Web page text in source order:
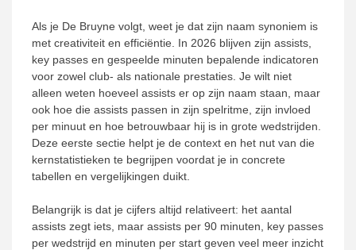
Als je De Bruyne volgt, weet je dat zijn naam synoniem is
met creativiteit en efficiëntie. In 2026 blijven zijn assists,
key passes en gespeelde minuten bepalende indicatoren
voor zowel club- als nationale prestaties. Je wilt niet
alleen weten hoeveel assists er op zijn naam staan, maar
ook hoe die assists passen in zijn spelritme, zijn invloed
per minuut en hoe betrouwbaar hij is in grote wedstrijden.
Deze eerste sectie helpt je de context en het nut van die
kernstatistieken te begrijpen voordat je in concrete
tabellen en vergelijkingen duikt.
Belangrijk is dat je cijfers altijd relativeert: het aantal
assists zegt iets, maar assists per 90 minuten, key passes
per wedstrijd en minuten per start geven veel meer inzicht